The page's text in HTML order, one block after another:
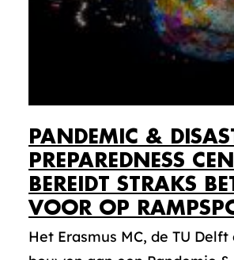
PANDEMIC &
PREPAREDNESS
BEREIDT STRAKS
VOOR OP
Het Erasmus MC, de TU Delft